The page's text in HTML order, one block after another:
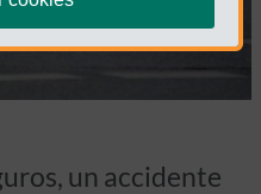
un accidente